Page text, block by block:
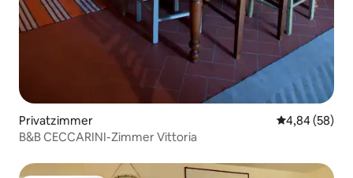
Privatzimmer
4,84 (58)
B&B CECCARINI-Zimmer Vittoria